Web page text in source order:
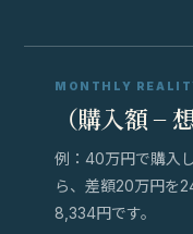
MONTHLY
（購入額 −
例：40万円で購入
ら、差額20万円を
8,334円です。